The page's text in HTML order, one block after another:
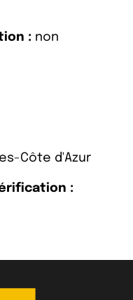
: non
Côte d'Azur
: